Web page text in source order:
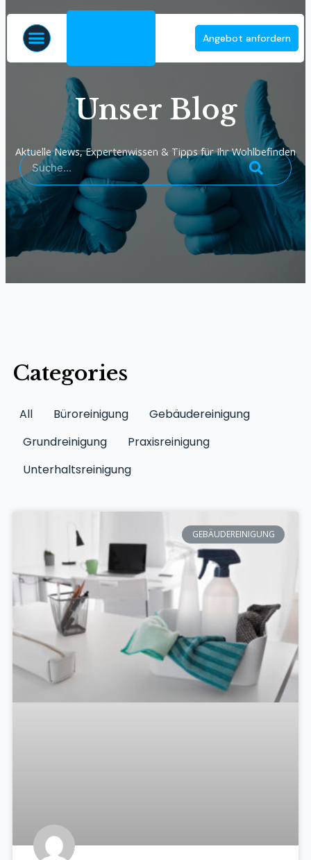
springenMenü Angebot anfordern
Unser Blog
Aktuelle News, Expertenwissen & Tipps für Ihr Wohlbefinden
Suche
Categories
All Büroreinigung
Gebäudereinigung
Grundreinigung
Praxisreinigung
Unterhaltsreinigung
GEBÄUDEREINIGUNG